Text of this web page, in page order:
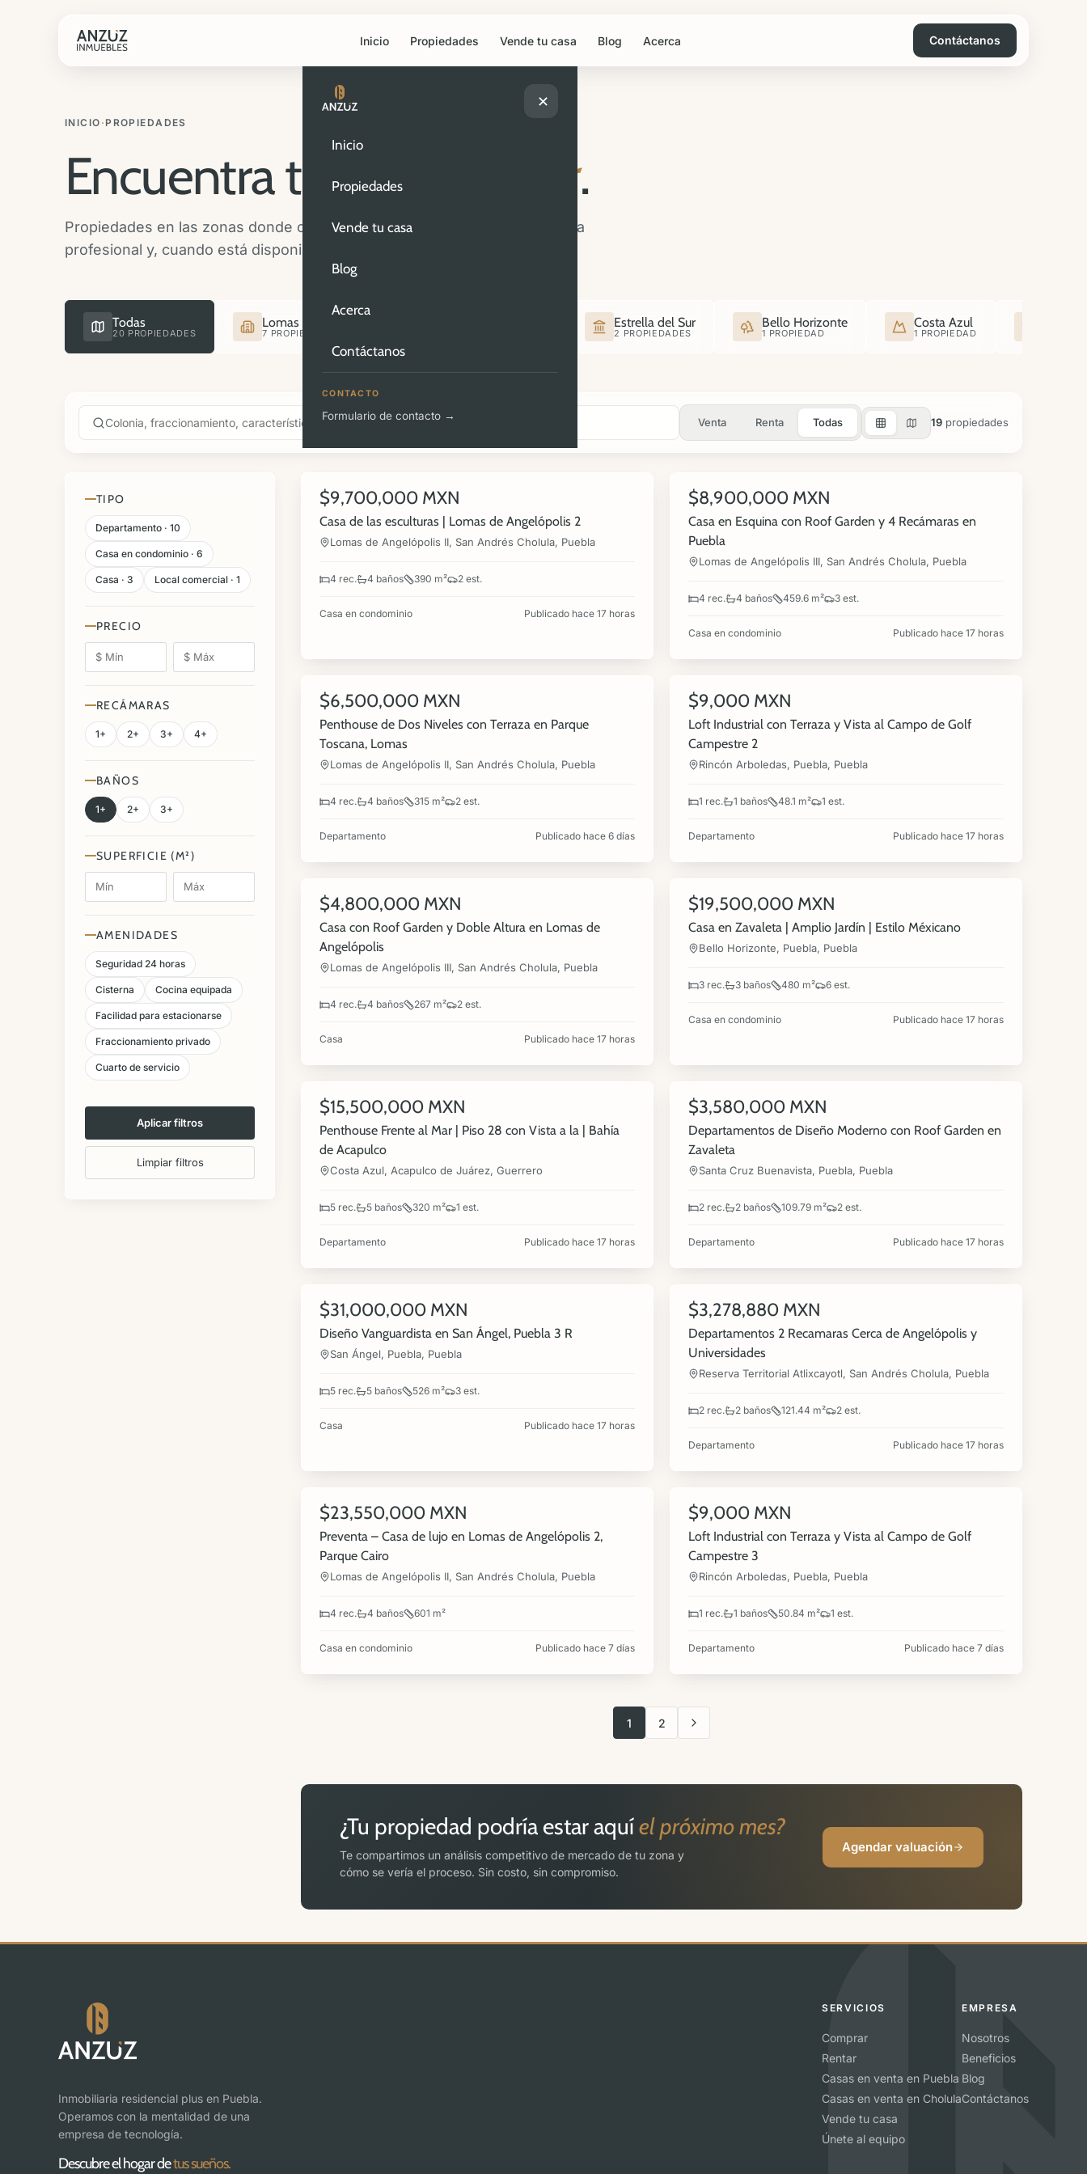
Inicio Propiedades Vende tu casa Blog Acerca Contáctanos
✕
Inicio
Propiedades
Vende tu casa
Blog
Acerca
Contáctanos
CONTACTO
Formulario de contacto →
INICIO · PROPIEDADES
Encuentra tunuevo hogar.
Propiedades en las zonas donde operamos. Cada listado incluye fotografía
profesional y, cuando está disponible, video y recorrido 360°.
Todas
20 PROPIEDADES
Lomas de Angelópolis
7 PROPIEDADES
Estrella del Sur
2 PROPIEDADES
Bello Horizonte
1 PROPIEDAD
Costa Azul
1 PROPIEDAD
Venta Renta Todas 19 propiedades
TIPO
Departamento · 10
Casa en condominio · 6
Casa · 3 Local comercial · 1
PRECIO
RECÁMARAS
1+ 2+ 3+ 4+
BAÑOS
1+ 2+ 3+
SUPERFICIE (M²)
AMENIDADES
Seguridad 24 horas
Cisterna Cocina equipada
Facilidad para estacionarse
Fraccionamiento privado
Cuarto de servicio
Aplicar filtros
Limpiar filtros
VENTA
18 360°
$9,700,000 MXN
Casa de las esculturas | Lomas de Angelópolis 2
Lomas de Angelópolis II, San Andrés Cholula, Puebla
4 rec. 4 baños 390 m² 2 est.
Casa en condominio Publicado hace 17 horas
VENTA
$8,900,000 MXN
Casa en Esquina con Roof Garden y 4 Recámaras en
Puebla
Lomas de Angelópolis III, San Andrés Cholula, Puebla
4 rec. 4 baños 459.6 m² 3 est.
Casa en condominio Publicado hace 17 horas
VENTA
$6,500,000 MXN
Penthouse de Dos Niveles con Terraza en Parque
Toscana, Lomas
Lomas de Angelópolis II, San Andrés Cholula, Puebla
4 rec. 4 baños 315 m² 2 est.
Departamento Publicado hace 6 días
RENTA
$9,000 MXN
Loft Industrial con Terraza y Vista al Campo de Golf
Campestre 2
Rincón Arboledas, Puebla, Puebla
1 rec. 1 baños 48.1 m² 1 est.
Departamento Publicado hace 17 horas
VENTA
$4,800,000 MXN
Casa con Roof Garden y Doble Altura en Lomas de
Angelópolis
Lomas de Angelópolis III, San Andrés Cholula, Puebla
4 rec. 4 baños 267 m² 2 est.
Casa Publicado hace 17 horas
VENTA
$19,500,000 MXN
Casa en Zavaleta | Amplio Jardín | Estilo Méxicano
Bello Horizonte, Puebla, Puebla
3 rec. 3 baños 480 m² 6 est.
Casa en condominio Publicado hace 17 horas
VENTA
$15,500,000 MXN
Penthouse Frente al Mar | Piso 28 con Vista a la | Bahía
de Acapulco
Costa Azul, Acapulco de Juárez, Guerrero
5 rec. 5 baños 320 m² 1 est.
Departamento Publicado hace 17 horas
VENTA
$3,580,000 MXN
Departamentos de Diseño Moderno con Roof Garden en
Zavaleta
Santa Cruz Buenavista, Puebla, Puebla
2 rec. 2 baños 109.79 m² 2 est.
Departamento Publicado hace 17 horas
VENTA
$31,000,000 MXN
Diseño Vanguardista en San Ángel, Puebla 3 R
San Ángel, Puebla, Puebla
5 rec. 5 baños 526 m² 3 est.
Casa Publicado hace 17 horas
VENTA
$3,278,880 MXN
Departamentos 2 Recamaras Cerca de Angelópolis y
Universidades
Reserva Territorial Atlixcayotl, San Andrés Cholula, Puebla
2 rec. 2 baños 121.44 m² 2 est.
Departamento Publicado hace 17 horas
VENTA
$23,550,000 MXN
Preventa – Casa de lujo en Lomas de Angelópolis 2,
Parque Cairo
Lomas de Angelópolis II, San Andrés Cholula, Puebla
4 rec. 4 baños 601 m²
Casa en condominio Publicado hace 7 días
RENTA
$9,000 MXN
Loft Industrial con Terraza y Vista al Campo de Golf
Campestre 3
Rincón Arboledas, Puebla, Puebla
1 rec. 1 baños 50.84 m² 1 est.
Departamento Publicado hace 7 días
1 2
¿Tu propiedad podría estar aquíel próximo mes?
Te compartimos un análisis competitivo de mercado de tu zona y
cómo se vería el proceso. Sin costo, sin compromiso.
Agendar valuación
Inmobiliaria residencial plus en Puebla.
Operamos con la mentalidad de una
empresa de tecnología.
Descubre el hogar detus sueños.
SERVICIOS
Comprar
Rentar
Casas en venta en Puebla
Casas en venta en Cholula
Vende tu casa
Únete al equipo
EMPRESA
Nosotros
Beneficios
Blog
Contáctanos